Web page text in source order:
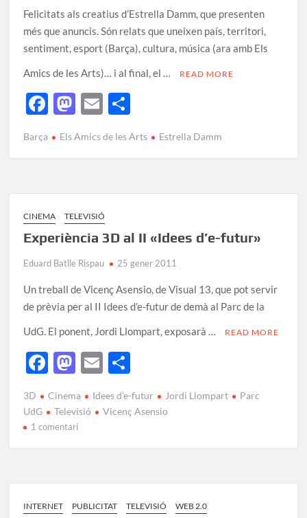
Felicitats als creatius d’Estrella Damm, que presenten
més que anuncis. Són relats que uneixen país, territori,
sentiment, esport (Barça), cultura, música (ara amb Els
Amics de les Arts)… i al final, el …
READ MORE
F
e
o
o
k
M
to
o
n
E
ail m
ar
ix
Barça Els Amics de les Arts Estrella Damm
CINEMA TELEVISIÓ
Experiència 3D al II «Idees d’e-futur»
Eduard Batlle Rispau 25 gener 2011
Un treball de Vicenç Asensio, de Visual 13, que pot servir
de prèvia per al II Idees d’e-futur de demà al Parc de la
UdG. El ponent, Jordi Llompart, exposarà …
READ MORE
F
e
b
o
M
to
d
o
E
ail m
ar
3D Cinema Idees d'e-futur Jordi Llompart
Parc
UdG
Televisió Vicenç Asensio
1 comentari
INTERNET PUBLICITAT TELEVISIÓ WEB 2.0